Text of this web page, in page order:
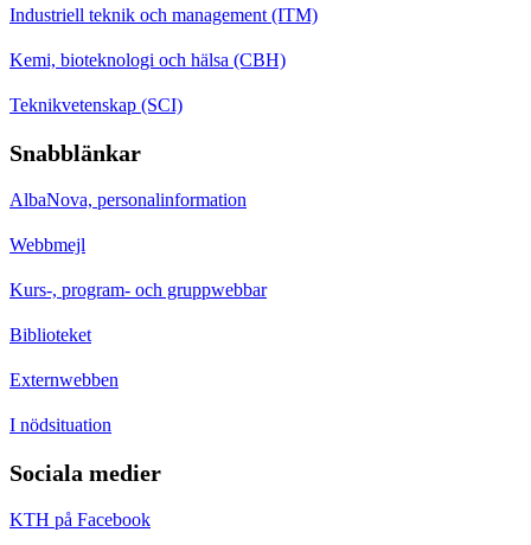
Industriell teknik och management (ITM)
Kemi, bioteknologi och hälsa (CBH)
Teknikvetenskap (SCI)
Snabblänkar
AlbaNova, personalinformation
Webbmejl
Kurs-, program- och gruppwebbar
Biblioteket
Externwebben
I nödsituation
Sociala medier
KTH på Facebook